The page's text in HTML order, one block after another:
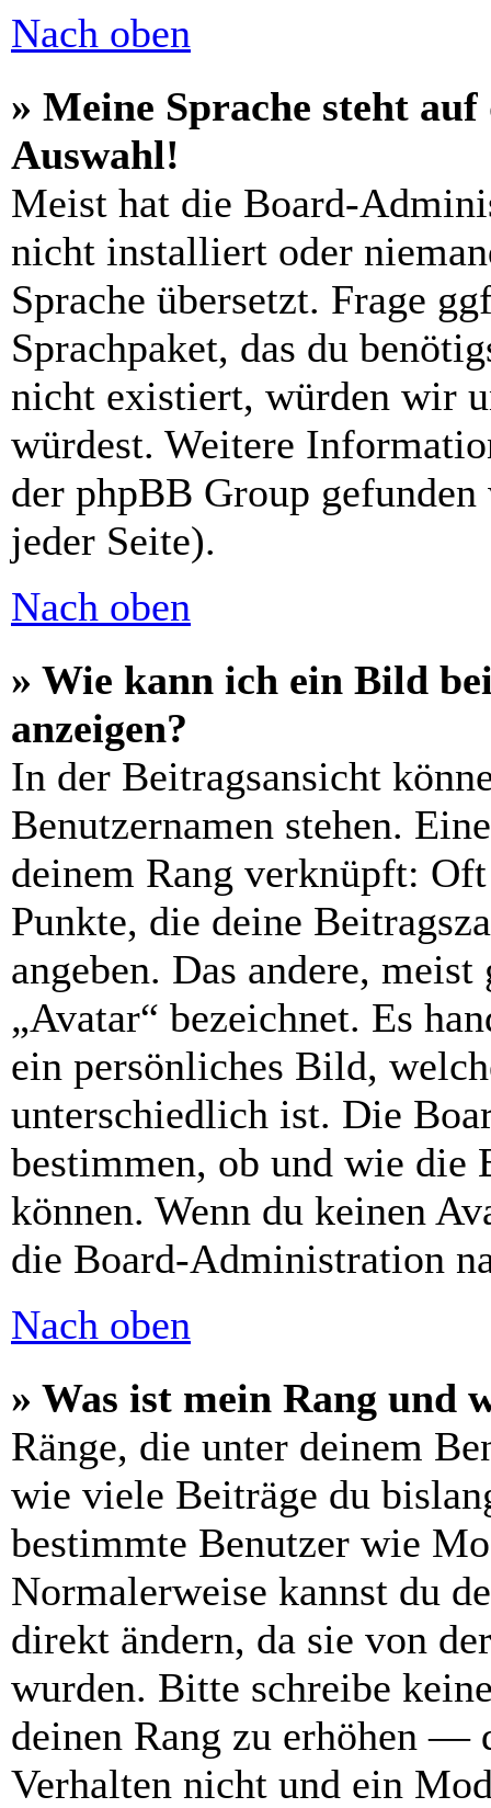
Nach oben
» Meine Sprache steht
Auswahl!
Meist hat die Board-
nicht installiert oder
Sprache übersetzt. Frage
Sprachpaket, das du
nicht existiert, würden wir
würdest. Weitere
der phpBB Group
jeder Seite).
Nach oben
» Wie kann ich ein Bild
anzeigen?
In der Beitragsansicht
Benutzernamen stehen.
deinem Rang verknüpft:
Punkte, die deine
angeben. Das andere,
„Avatar“ bezeichnet. Es
ein persönliches Bild,
unterschiedlich ist. Die
bestimmen, ob und wie die
können. Wenn du keinen
die Board-Administration
Nach oben
» Was ist mein Rang und
Ränge, die unter deinem
wie viele Beiträge du
bestimmte Benutzer wie
Normalerweise kannst du
direkt ändern, da sie von
wurden. Bitte schreibe
deinen Rang zu erhöhen —
Verhalten nicht und ein